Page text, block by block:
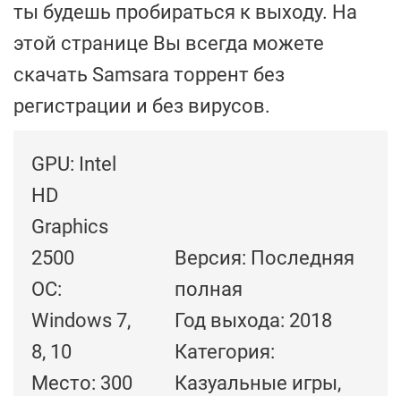
ты будешь пробираться к выходу. На
этой странице Вы всегда можете
скачать Samsara торрент без
регистрации и без вирусов.
GPU: Intel
HD
Graphics
2500
ОС:
Windows 7,
8, 10
Место: 300
Версия: Последняя
полная
Год выхода: 2018
Категория:
Казуальные игры,